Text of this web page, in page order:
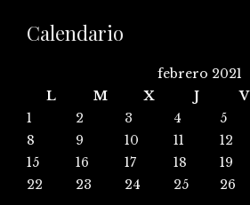
Calendario
febrero 2021
L
M X J V
1
2 3 4 5
8
9 10 11 12
15
16 17 18 19
22
23 24 25 26